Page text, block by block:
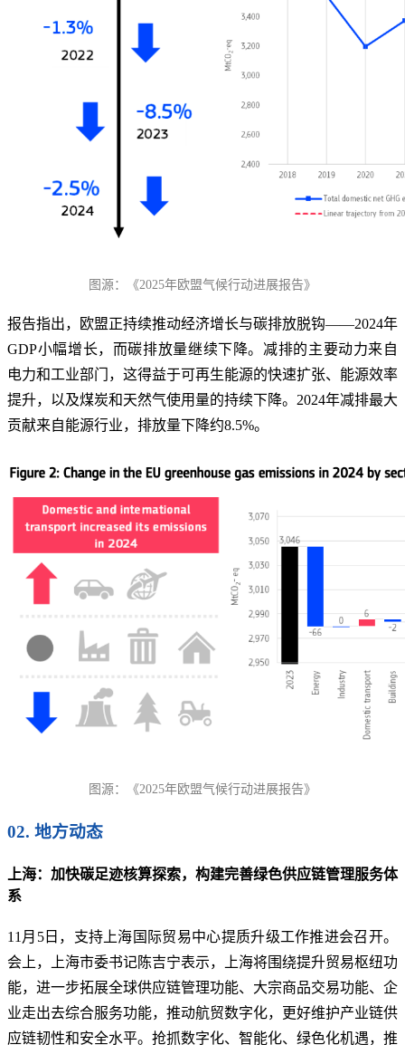
图源：《2025年欧盟气候行动进展报告》
报告指出，欧盟正持续推动经济增长与碳排放脱钩——2024年
GDP小幅增长，而碳排放量继续下降。减排的主要动力来自
电力和工业部门，这得益于可再生能源的快速扩张、能源效率
提升，以及煤炭和天然气使用量的持续下降。2024年减排最大
贡献来自能源行业，排放量下降约8.5%。
图源：《2025年欧盟气候行动进展报告》
02. 地方动态
上海：加快碳足迹核算探索，构建完善绿色供应链管理服务体
系
11月5日，支持上海国际贸易中心提质升级工作推进会召开。
会上，上海市委书记陈吉宁表示，上海将围绕提升贸易枢纽功
能，进一步拓展全球供应链管理功能、大宗商品交易功能、企
业走出去综合服务功能，推动航贸数字化，更好维护产业链供
应链韧性和安全水平。抢抓数字化、智能化、绿色化机遇，推